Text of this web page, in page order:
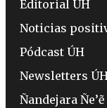
Editorial ÚH
Noticias
Pódcast ÚH
Newsletters
Ñandejara Ñe’ẽ